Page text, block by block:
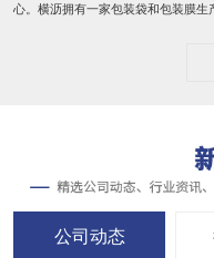
心。横沥拥有一家包装袋和包装膜生
公司动态